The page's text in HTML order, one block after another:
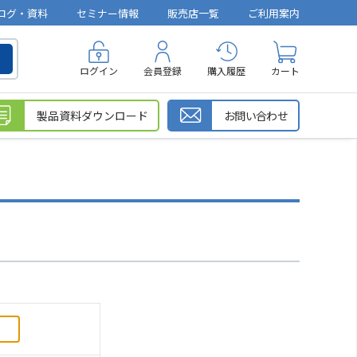
グ・資料 セミナー情報 販売店一覧 ご利用案内
ログイン 会員登録 購入履歴 カート
製品資料ダウンロード お問い合わせ